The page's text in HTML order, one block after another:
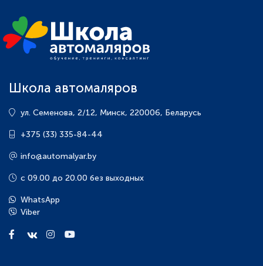
Школа автомаляров
ул. Семенова, 2/12, Минск, 220006, Беларусь
+375 (33) 335-84-44
info@automalyar.by
с 09.00 до 20.00 без выходных
WhatsApp
Viber